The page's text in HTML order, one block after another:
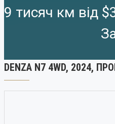
9 тисяч км від
DENZA N7 4WD, 2024,